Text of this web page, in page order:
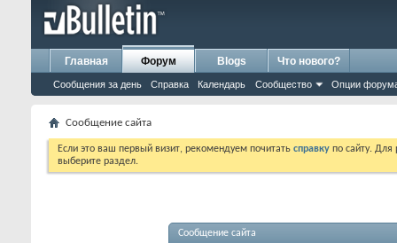
Главная Форум
Сообщения за день Справка Календарь Сообщество Опции
Blogs Что нового?
Сообщение сайта
Если это ваш первый визит, рекомендуем почитать справку по сайту.
выберите раздел.
Сообщение сайта